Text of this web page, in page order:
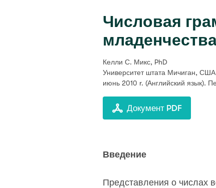
Числовая
Келли С. Микс, PhD
Университет штата Мичиган, США
июнь 2010 r. (Английский язык).
Документ PDF
Введение
Представления о числах